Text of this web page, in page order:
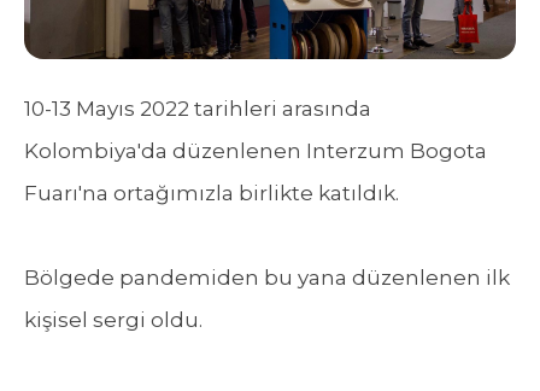
10-13 Mayıs 2022 tarihleri arasında
Kolombiya'da düzenlenen Interzum Bogota
Fuarı'na ortağımızla birlikte katıldık.
Bölgede pandemiden bu yana düzenlenen ilk
kişisel sergi oldu.